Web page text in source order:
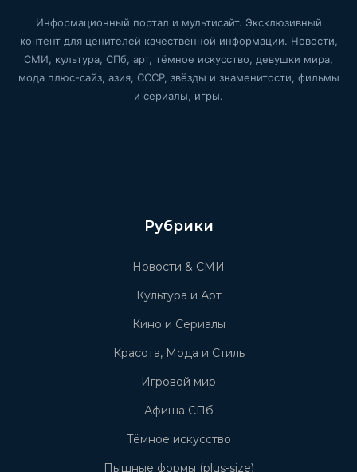
Информационный портал и мультисайт. Эксклюзивный
контент для ценителей качественной информации. Новости,
СМИ, культура, СПб, арт, тёмное искусство, девушки мира,
мода плюс-сайз, азия, СССР, звёзды и знаменитости, фильмы
и сериалы, игры.
Рубрики
Новости & СМИ
Культура и Арт
Кино и Сериалы
Красота, Мода и Стиль
Игровой мир
Афиша СПб
Тёмное искусство
Пышные формы (plus-size)